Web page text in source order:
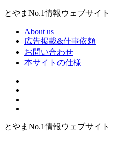
とやまNo.1情報ウェブサイト
About us
広告掲載&仕事依頼
お問い合わせ
本サイトの仕様
とやまNo.1情報ウェブサイト